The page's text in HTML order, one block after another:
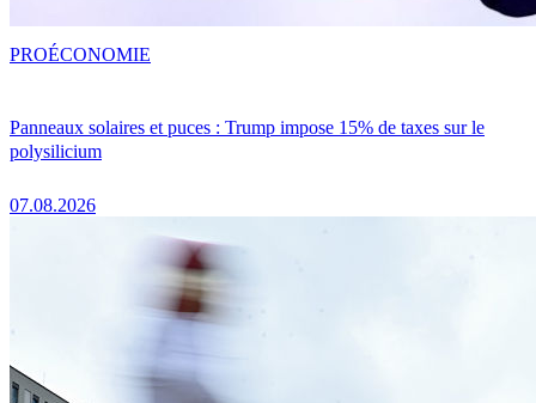
Panneaux solaires et puces : Trump impose 15% de taxes sur le
polysilicium
07.08.2026
PROÉCONOMIE